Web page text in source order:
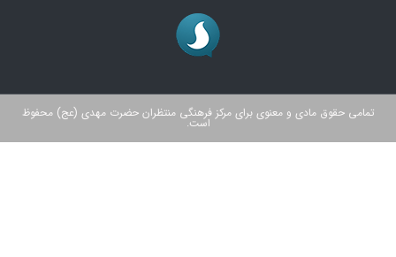
تمامی حقوق مادی و معنوی برای مرکز فرهنگی منتظران حضرت مهدی (عج) محفوظ
است.